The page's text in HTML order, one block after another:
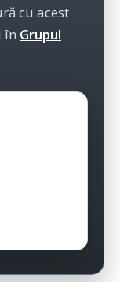
cu acest
în Grupul